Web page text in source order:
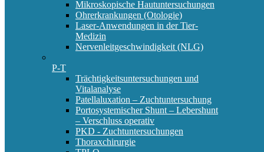
Mikroskopische Hautuntersuchungen
Ohrerkrankungen (Otologie)
Laser-Anwendungen in der Tier-
Medizin
Nervenleitgeschwindigkeit (NLG)
P-T
Trächtigkeitsuntersuchungen und
Vitalanalyse
Patellaluxation – Zuchtuntersuchung
Portosystemischer Shunt – Lebershunt
– Verschluss operativ
PKD - Zuchtuntersuchungen
Thoraxchirurgie